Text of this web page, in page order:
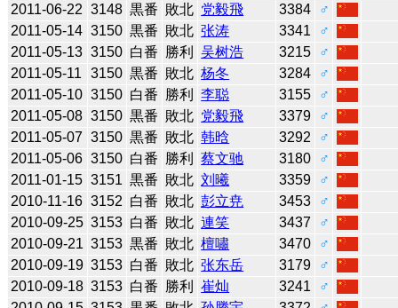
2011-06-22 3148 黒番 敗北 党毅飛 3384
♂
2011-05-14 3150 黒番 敗北 张涛 3341
♂
2011-05-13 3150 白番 勝利 吴树浩 3215
♂
2011-05-11
3150 黒番 敗北 杨冬 3284
♂
2011-05-10 3150 白番 勝利 李聪 3155
♂
2011-05-08 3150 黒番 敗北 党毅飛 3379
♂
2011-05-07 3150 黒番 敗北 韩晗 3292
♂
2011-05-06 3150 白番 勝利 蔡文驰 3180
♂
2011-01-15 3151 黒番 敗北 刘曦 3359
♂
2010-11-16 3152 白番 敗北 彭立尭 3453
♂
2010-09-25 3153 白番 敗北 連笑 3437
♂
2010-09-21 3153 黒番 敗北 檀嘯 3470
♂
2010-09-19 3153 白番 敗北 张东岳 3179
♂
2010-09-18 3153 白番 勝利 崔灿 3241
♂